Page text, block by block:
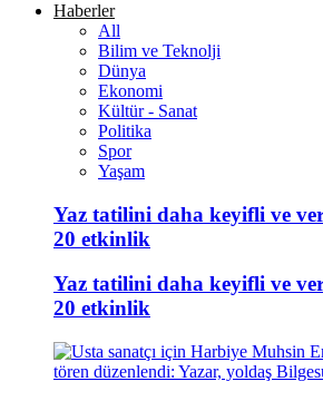
Haberler
All
Bilim ve Teknolji
Dünya
Ekonomi
Kültür - Sanat
Politika
Spor
Yaşam
Yaz tatilini daha keyifli ve
20 etkinlik
Yaz tatilini daha keyifli ve
20 etkinlik